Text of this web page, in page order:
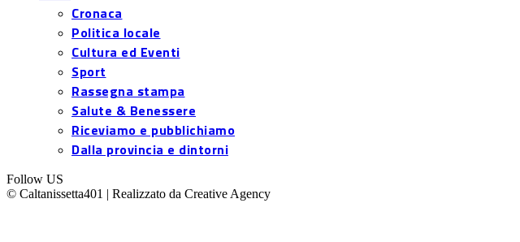
Cronaca
Politica locale
Cultura ed Eventi
Sport
Rassegna stampa
Salute & Benessere
Riceviamo e pubblichiamo
Dalla provincia e dintorni
Follow US
© Caltanissetta401 | Realizzato da Creative Agency